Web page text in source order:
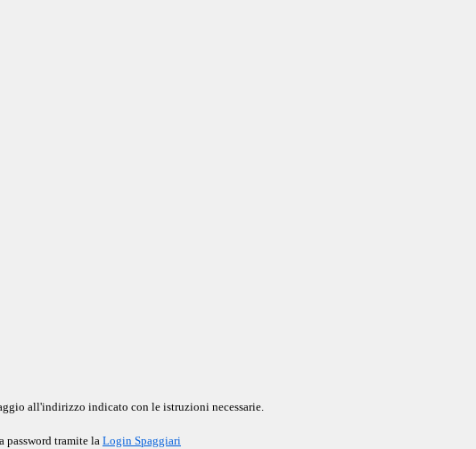
all'indirizzo indicato con le istruzioni necessarie.
password tramite la Login Spaggiari